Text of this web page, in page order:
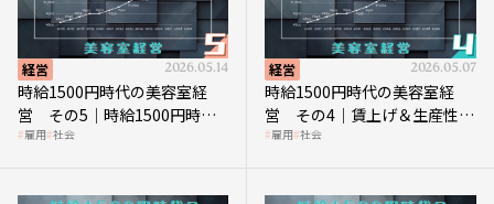
経営 2026.05.14
時給1500円時代の美容室経
営 その5｜時給1500円時代
の到来は美容業の収益構造を
雇用 社会
経営 2026.05.07
時給1500円時代の美容室経
営 その4｜賃上げ＆生産性向
上につなげる賢い助成金活用
雇用 社会